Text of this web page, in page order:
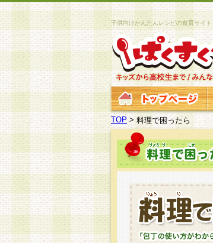
子供向けかんたんレシピの食育サイト
TOP > 料理で困ったら